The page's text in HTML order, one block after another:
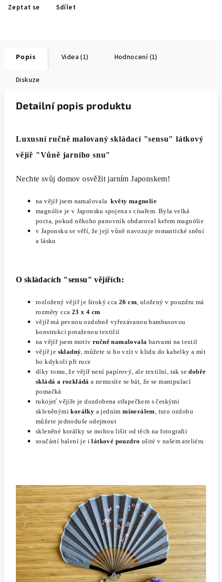
Zeptat se Sdílet
Popis Videa (1) Hodnocení (1)
Diskuze
Detailní popis produktu
Luxusní ručně malovaný skládací "sensu" látkový
vějíř "Vůně jarního snu"
Nechte svůj domov osvěžit jarním Japonskem!
na vějíř jsem namalovala květy magnolie
magnólie je v Japonsku spojena s císařem. Byla velká
pocta, pokud někoho panovník obdaroval keřem magnólie
v Japonsku se věří, že její vůně navozuje romantické snění
a lásku
O skládacích "sensu" vějířích:
rozložený vějíř je široký cca 26 cm, uložený v pouzdru má
rozměry cca 23 x 4 cm
vějíř má pevnou ozdobně vyřezávanou bambusovou
konstrukci potaženou textilií
na vějíř jsem motiv ručně namalovala barvami na textil
vějíř je skladný, můžete si ho vzít v klidu do kabelky a mít
ho kdykoli při ruce
díky tomu, že vějíř není papírový, ale textilní, tak sedobře
skládá a rozkládá a nemusíte se bát, že se manipulací
pomačká
rukojeť vějíře je dozdobena střapečkem s českými
skleněnými korálky a jedním minerálem, tuto ozdobu
můžete jednoduše odejmout
skleněné korálky se mohou lišit od těch na fotografii
součástí balení je ilátkové pouzdro ušité v našem ateliéru